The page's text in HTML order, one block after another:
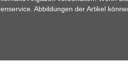
Abbildungen der Artikel